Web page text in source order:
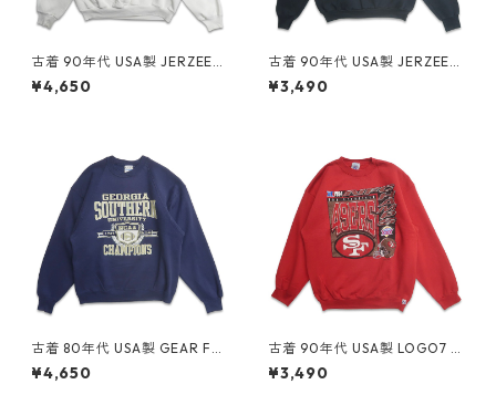
古着 90年代 USA製 JERZEES
ジャージーズ プリント スウェ
ット トレーナー ホワイト 表
¥4,650
古着 90年代 USA製 JERZEES
ジャージーズ 企業ロゴ プリン
ト スウェット トレーナー ブラ
¥3,490
古着 80年代 USA製 GEAR FO
R SPORTS カレッジ NCAA プ
リントスウェット トレーナー
¥4,650
古着 90年代 USA製 LOGO7 N
FL サンフランシスコ フォーテ
ィーナイナーズ プリント スウ
¥3,490